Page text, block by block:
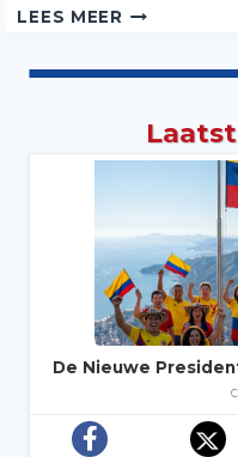
LEES MEER
De Nieuwe